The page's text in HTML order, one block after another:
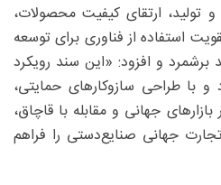
تولید، ارتقای کیفیت محصولات،
استفاده از فناوری برای توسعه
برشمرد و افزود: «این سند رویکرد
و با طراحی سازوکارهای حمایتی،
جهانی و مقابله با قاچاق،
جهانی صنایع‌دستی را فراهم